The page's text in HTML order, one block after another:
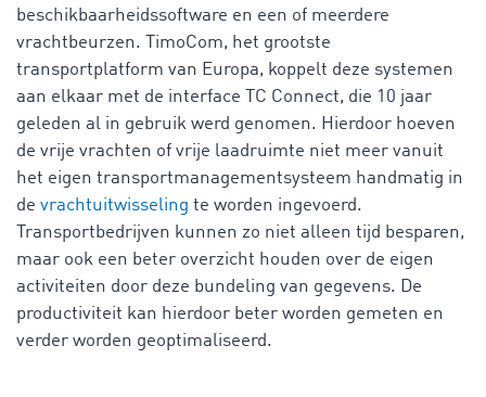
beschikbaarheidssoftware en een of meerdere
vrachtbeurzen. TimoCom, het grootste
transportplatform van Europa, koppelt deze systemen
aan elkaar met de interface TC Connect, die 10 jaar
geleden al in gebruik werd genomen. Hierdoor hoeven
de vrije vrachten of vrije laadruimte niet meer vanuit
het eigen transportmanagementsysteem handmatig in
de vrachtuitwisseling te worden ingevoerd.
Transportbedrijven kunnen zo niet alleen tijd besparen,
maar ook een beter overzicht houden over de eigen
activiteiten door deze bundeling van gegevens. De
productiviteit kan hierdoor beter worden gemeten en
verder worden geoptimaliseerd.